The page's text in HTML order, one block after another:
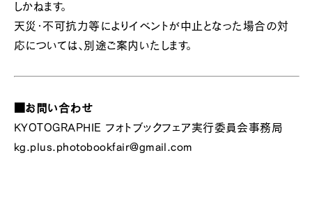
しかねます。
天災・不可抗力等によりイベントが中止となった場合の対
応については、別途ご案内いたします。
■お問い合わせ
KYOTOGRAPHIE フォトブックフェア実行委員会事務局
kg.plus.photobookfair@gmail.com